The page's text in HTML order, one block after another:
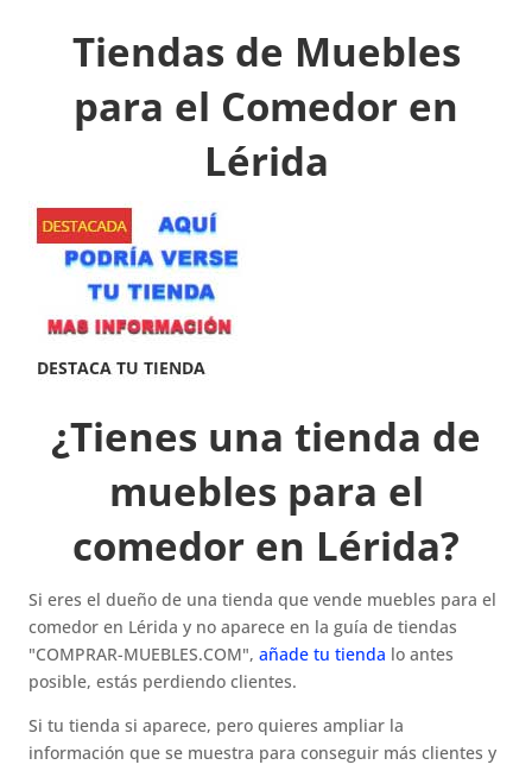
Tiendas de Muebles
para el Comedor en
Lérida
¿Tienes una tienda de
muebles para el
comedor en Lérida?
Si eres el dueño de una tienda que vende muebles para el
comedor en Lérida y no aparece en la guía de tiendas
"COMPRAR-MUEBLES.COM",añade tu tienda lo antes
posible, estás perdiendo clientes.
Si tu tienda si aparece, pero quieres ampliar la
información que se muestra para conseguir más clientes y